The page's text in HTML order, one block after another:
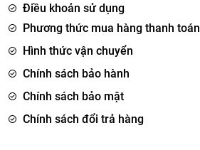
Điều khoản sử dụng
Phương thức mua hàng thanh toán
Hình thức vận chuyển
Chính sách bảo hành
Chính sách bảo mật
Chính sách đổi trả hàng